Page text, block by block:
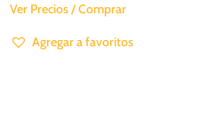
Ver Precios / Comprar
Agregar a favoritos